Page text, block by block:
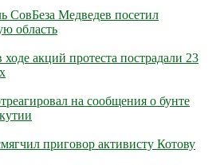
СовБеза Медведев посетил
область
акций протеста пострадали 23
на сообщения о бунте
приговор активисту Котову